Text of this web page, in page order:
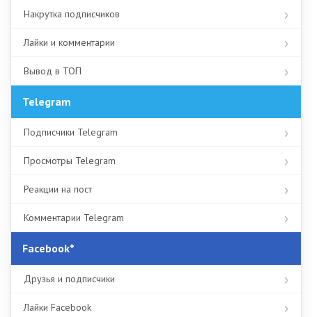
Накрутка подписчиков
Лайки и комментарии
Вывод в ТОП
Telegram
Подписчики Telegram
Просмотры Telegram
Реакции на пост
Комментарии Telegram
Facebook*
Друзья и подписчики
Лайки Facebook